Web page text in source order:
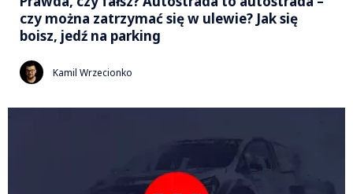
czy można zatrzymać się w ulewie? Jak się
boisz, jedź na parking
Kamil Wrzecionko